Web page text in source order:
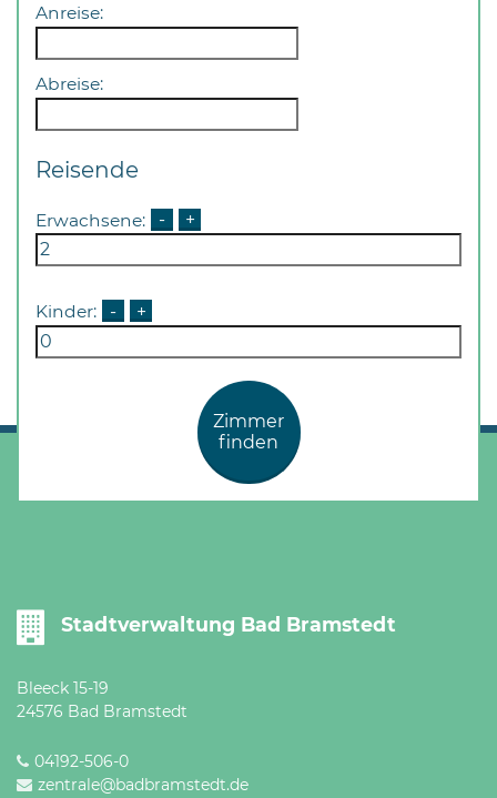
Anreise:
Abreise:
Reisende
Erwachsene: - +
Kinder: - +
Zimmer
finden
Stadtverwaltung Bad Bramstedt
Bleeck 15-19
24576 Bad Bramstedt
04192-506-0
zentrale@badbramstedt.de